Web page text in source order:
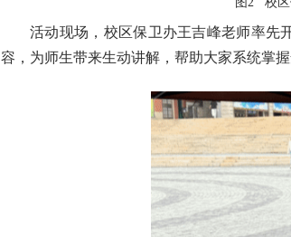
活动现场，校区保卫办王吉峰老师率先
容，为师生带来生动讲解，帮助大家系统掌握